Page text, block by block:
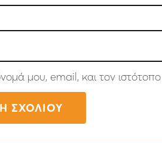
μου, email, και τον